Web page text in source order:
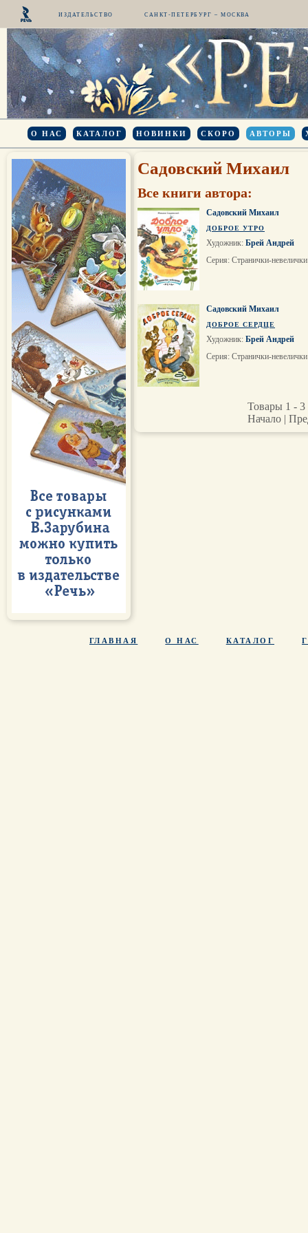
ИЗДАТЕЛЬСТВО САНКТ-ПЕТЕРБУРГ – МОСКВА
О НАС КАТАЛОГ НОВИНКИ СКОРО АВТОРЫ
Садовский Михаил
Все книги автора:
Садовский Михаил
ДОБРОЕ УТРО
Художник: Брей Андрей
Серия: Странички-невелички
Садовский Михаил
ДОБРОЕ СЕРДЦЕ
Художник: Брей Андрей
Серия: Странички-невелички
Товары 1 - 3
Начало |
ГЛАВНАЯ О НАС КАТАЛОГ